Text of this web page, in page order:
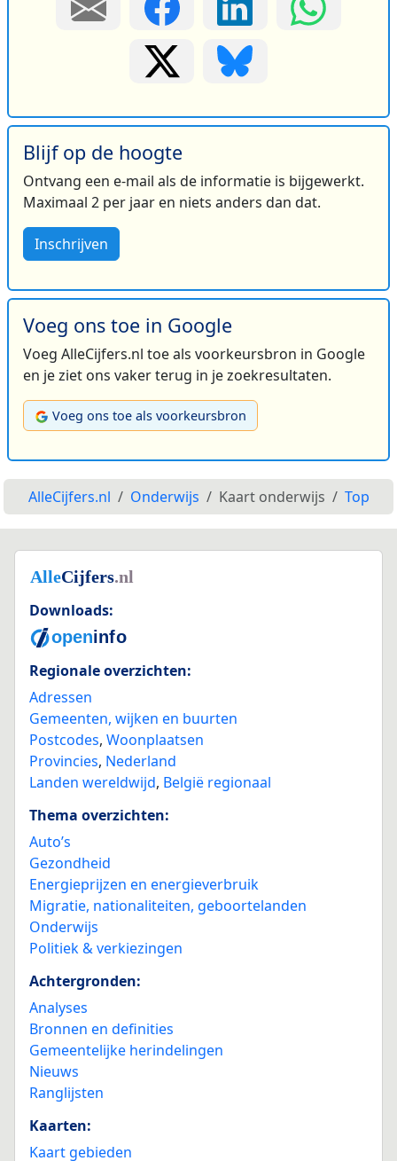
Blijf op de hoogte
Ontvang een e-mail als de informatie is bijgewerkt.
Maximaal 2 per jaar en niets anders dan dat.
Inschrijven
Voeg ons toe in Google
Voeg AlleCijfers.nl toe als voorkeursbron in Google
en je ziet ons vaker terug in je zoekresultaten.
Voeg ons toe als voorkeursbron
AlleCijfers.nl Onderwijs Kaart onderwijs Top
Downloads:
Regionale overzichten:
Adressen
Gemeenten, wijken en buurten
Postcodes, Woonplaatsen
Provincies, Nederland
Landen wereldwijd, België regionaal
Thema overzichten:
Auto’s
Gezondheid
Energieprijzen en energieverbruik
Migratie, nationaliteiten, geboortelanden
Onderwijs
Politiek & verkiezingen
Achtergronden:
Analyses
Bronnen en definities
Gemeentelijke herindelingen
Nieuws
Ranglijsten
Kaarten:
Kaart gebieden